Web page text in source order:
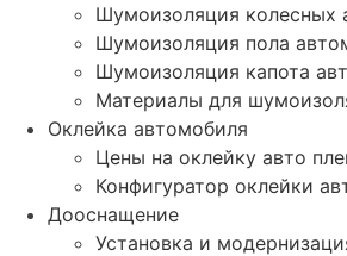
Шумоизоляция колесных
Шумоизоляция пола
Шумоизоляция капота
Материалы для
Оклейка автомобиля
Цены на оклейку авто
Конфигуратор оклейки
Дооснащение
Установка и